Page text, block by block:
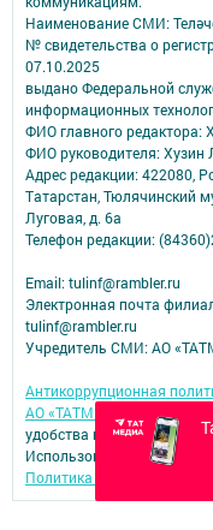
Наименование СМИ:
№ свидетельства о
07.10.2025
выдано Федеральной
информационных
ФИО главного редактора:
ФИО руководителя: Хузин
Адрес редакции: 422080,
Татарстан, Тюлячинский
Луговая, д. 6а
Телефон редакции:
Email: tulinf@rambler.ru
Электронная почта
tulinf@rambler.ru
Учредитель СМИ: АО
Антикоррупционная
АО «ТАТМЕДИА»
удобства пользователей
Использование «cookie»
Политика